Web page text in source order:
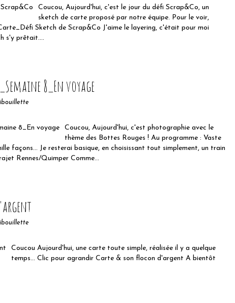
Coucou, Aujourd'hui, c'est le jour du défi Scrap&Co, un
sketch de carte proposé par notre équipe. Pour le voir,
Sketch de Scrap&Co J'aime le layering, c'était pour moi
s'y prêtait....
8_En voyage
Coucou, Aujourd'hui, c'est photographie avec le
thème des Bottes Rouges ! Au programme : Vaste
façons... Je resterai basique, en choisissant tout simplement, un train
Rennes/Quimper Comme...
Coucou Aujourd'hui, une carte toute simple, réalisée il y a quelque
temps... Clic pour agrandir Carte & son flocon d'argent A bientôt